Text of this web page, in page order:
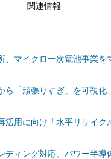
関連情報
、マイクロ一次電池事業を
ら「頑張りすぎ」を可視化
活用に向け「水平リサイク
ディング対応、パワー半導